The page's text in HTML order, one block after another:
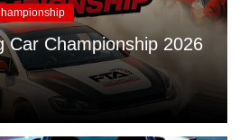
Car Championship 2026